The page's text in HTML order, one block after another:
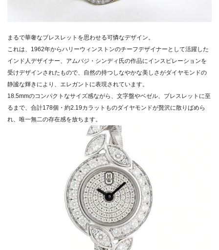
まるで華奢なブレスレットを思わせる可憐なデザイン。
これは、 1962年からハリーウィンストンのチーフデザイナーとして活躍した
インド人デザイナー、アムバジ・ シンディ氏の作品にインスピレーションを
受けデザインされたもので、 自然の持つしなやかな美しさがダイヤモンドの
静謐な輝きにより、 エレガントに表現されています。
18.5mmのコンパクトなサイズ感ながら、文字盤やベゼル、 ブレスレットに至
るまで、合計178個・約2.19カラットものダイヤモンドが贅沢に散りばめら
れ、 唯一無二の存在感を放ちます。